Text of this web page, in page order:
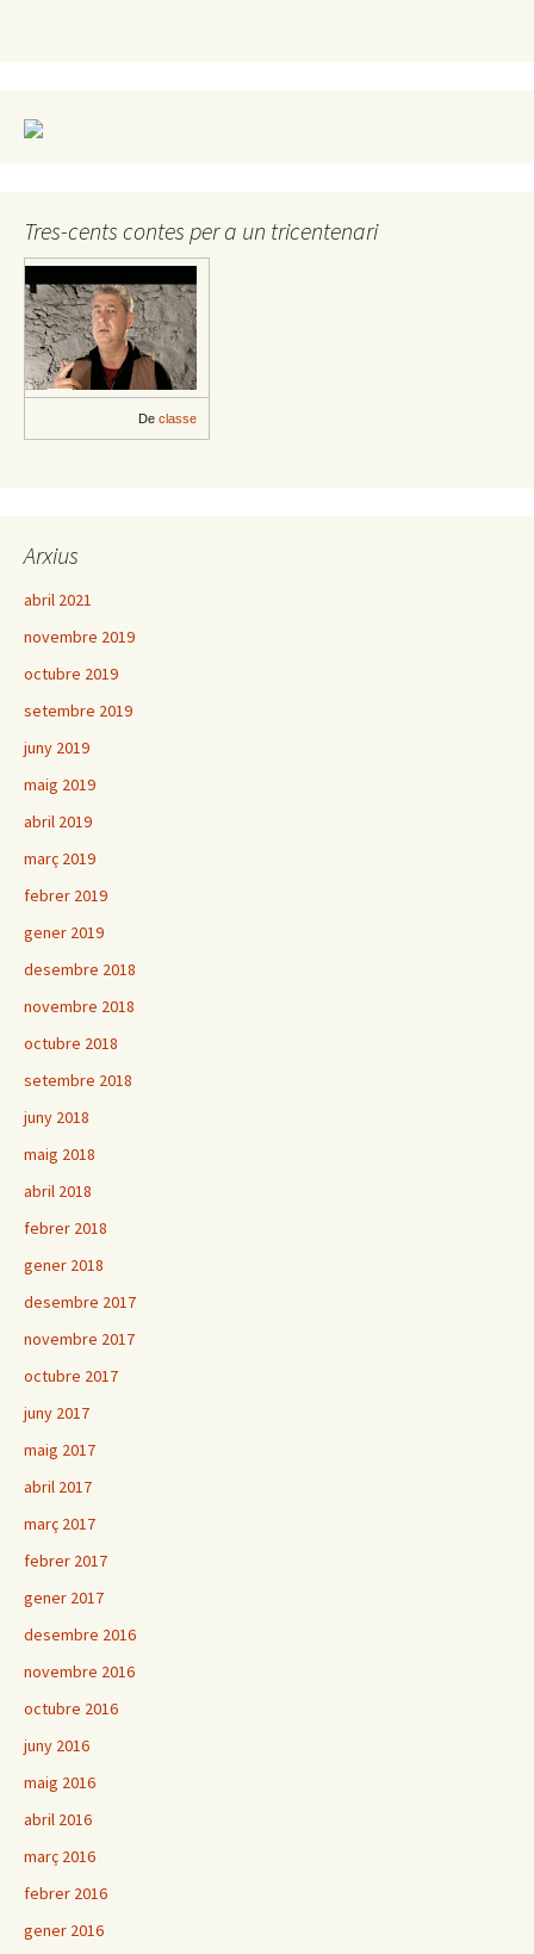
Tres-cents contes per a un tricentenari
De classe
Arxius
abril 2021
novembre 2019
octubre 2019
setembre 2019
juny 2019
maig 2019
abril 2019
març 2019
febrer 2019
gener 2019
desembre 2018
novembre 2018
octubre 2018
setembre 2018
juny 2018
maig 2018
abril 2018
febrer 2018
gener 2018
desembre 2017
novembre 2017
octubre 2017
juny 2017
maig 2017
abril 2017
març 2017
febrer 2017
gener 2017
desembre 2016
novembre 2016
octubre 2016
juny 2016
maig 2016
abril 2016
març 2016
febrer 2016
gener 2016